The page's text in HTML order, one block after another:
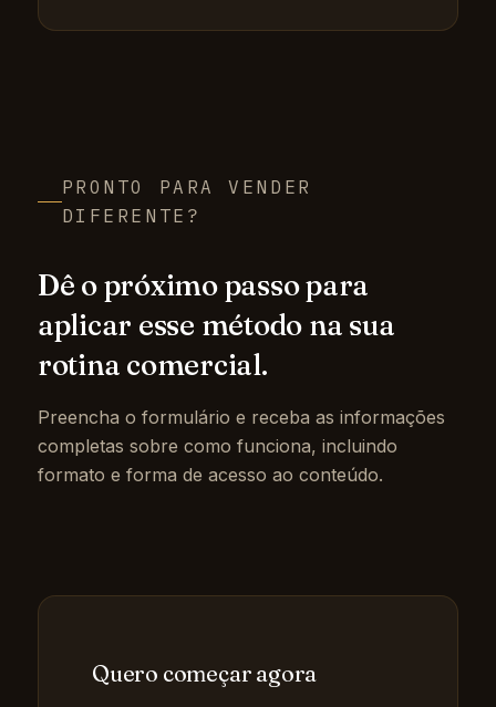
PRONTO PARA VENDER
DIFERENTE?
Dê o próximo passo para
aplicar esse método na sua
rotina comercial.
Preencha o formulário e receba as informações
completas sobre como funciona, incluindo
formato e forma de acesso ao conteúdo.
Quero começar agora